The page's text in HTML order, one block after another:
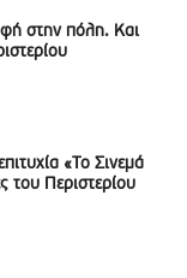
στην πόλη. Και
«Το Σινεμά
του Περιστερίου